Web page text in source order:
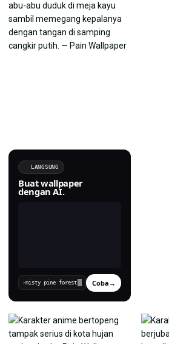
LANGSUNG
Buat wallpaper
dengan AI.
› Coba→